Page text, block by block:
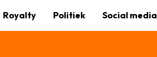
Royalty Politiek Social media